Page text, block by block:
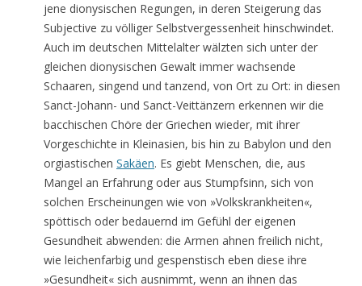
jene dionysischen Regungen, in deren Steigerung das
Subjective zu völliger Selbstvergessenheit hinschwindet.
Auch im deutschen Mittelalter wälzten sich unter der
gleichen dionysischen Gewalt immer wachsende
Schaaren, singend und tanzend, von Ort zu Ort: in diesen
Sanct-Johann- und Sanct-Veittänzern erkennen wir die
bacchischen Chöre der Griechen wieder, mit ihrer
Vorgeschichte in Kleinasien, bis hin zu Babylon und den
orgiastischen Sakäen. Es giebt Menschen, die, aus
Mangel an Erfahrung oder aus Stumpfsinn, sich von
solchen Erscheinungen wie von »Volkskrankheiten«,
spöttisch oder bedauernd im Gefühl der eigenen
Gesundheit abwenden: die Armen ahnen freilich nicht,
wie leichenfarbig und gespenstisch eben diese ihre
»Gesundheit« sich ausnimmt, wenn an ihnen das